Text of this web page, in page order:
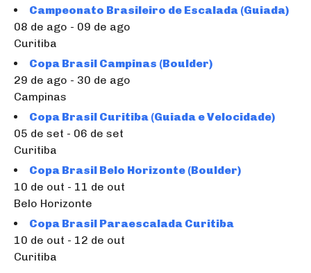
Campeonato Brasileiro de Escalada (Guiada)
08 de ago - 09 de ago
Curitiba
Copa Brasil Campinas (Boulder)
29 de ago - 30 de ago
Campinas
Copa Brasil Curitiba (Guiada e Velocidade)
05 de set - 06 de set
Curitiba
Copa Brasil Belo Horizonte (Boulder)
10 de out - 11 de out
Belo Horizonte
Copa Brasil Paraescalada Curitiba
10 de out - 12 de out
Curitiba